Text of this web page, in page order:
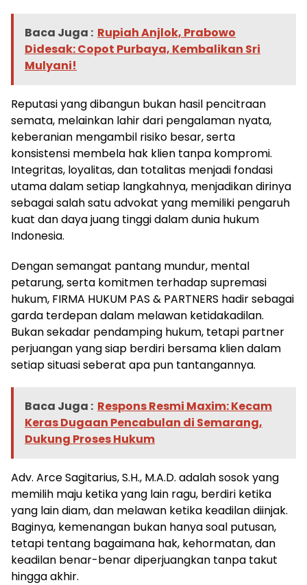
Baca Juga : Rupiah Anjlok, Prabowo
Didesak: Copot Purbaya, Kembalikan Sri
Mulyani!
Reputasi yang dibangun bukan hasil pencitraan
semata, melainkan lahir dari pengalaman nyata,
keberanian mengambil risiko besar, serta
konsistensi membela hak klien tanpa kompromi.
Integritas, loyalitas, dan totalitas menjadi fondasi
utama dalam setiap langkahnya, menjadikan dirinya
sebagai salah satu advokat yang memiliki pengaruh
kuat dan daya juang tinggi dalam dunia hukum
Indonesia.
Dengan semangat pantang mundur, mental
petarung, serta komitmen terhadap supremasi
hukum, FIRMA HUKUM PAS & PARTNERS hadir sebagai
garda terdepan dalam melawan ketidakadilan.
Bukan sekadar pendamping hukum, tetapi partner
perjuangan yang siap berdiri bersama klien dalam
setiap situasi seberat apa pun tantangannya.
Baca Juga : Respons Resmi Maxim: Kecam
Keras Dugaan Pencabulan di Semarang,
Dukung Proses Hukum
Adv. Arce Sagitarius, S.H., M.A.D. adalah sosok yang
memilih maju ketika yang lain ragu, berdiri ketika
yang lain diam, dan melawan ketika keadilan diinjak.
Baginya, kemenangan bukan hanya soal putusan,
tetapi tentang bagaimana hak, kehormatan, dan
keadilan benar-benar diperjuangkan tanpa takut
hingga akhir.